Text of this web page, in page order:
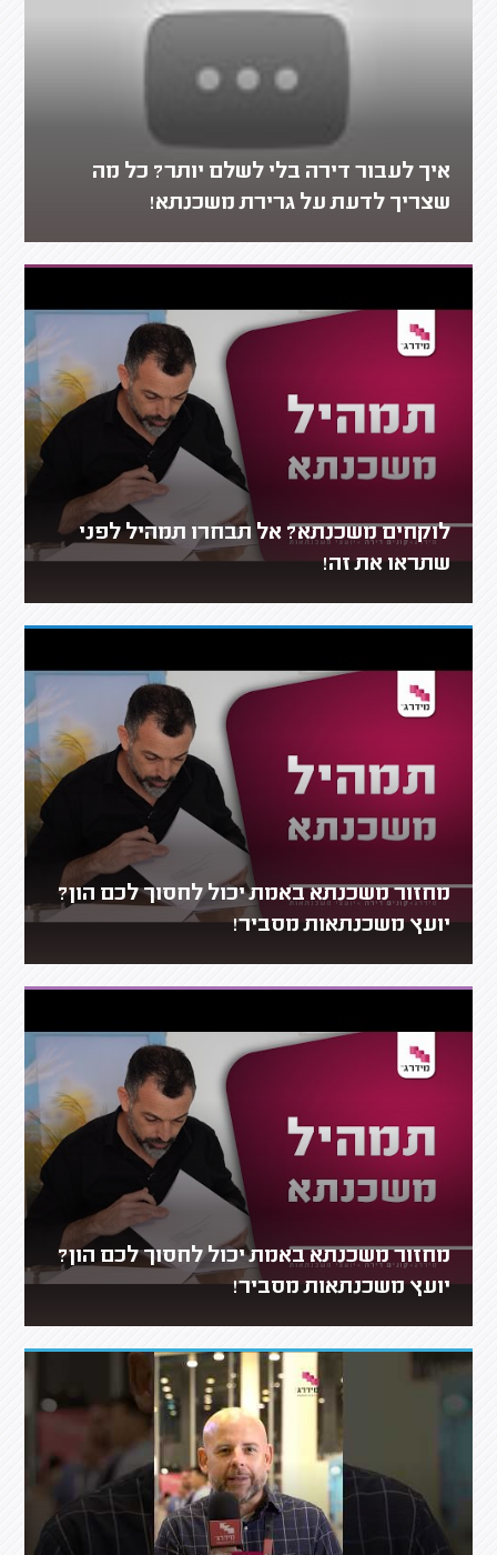
איך לעבור דירה בלי לשלם יותר? כל מה
שצריך לדעת על גרירת משכנתא!
לוקחים משכנתא? אל תבחרו תמהיל לפני
שתראו את זה!
מחזור משכנתא באמת יכול לחסוך לכם הון?
יועץ משכנתאות מסביר!
מחזור משכנתא באמת יכול לחסוך לכם הון?
יועץ משכנתאות מסביר!